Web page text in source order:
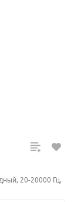
20-20000 Гц,